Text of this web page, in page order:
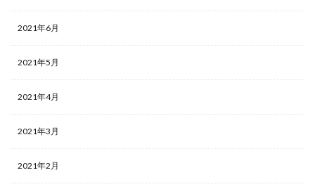
2021年6月
2021年5月
2021年4月
2021年3月
2021年2月